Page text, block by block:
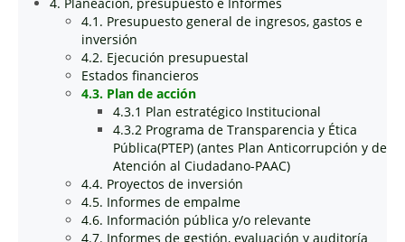
4.1. Presupuesto general de ingresos, gastos e
inversión
4.2. Ejecución presupuestal
Estados financieros
4.3. Plan de acción
4.3.1 Plan estratégico Institucional
4.3.2 Programa de Transparencia y Ética
Pública(PTEP) (antes Plan Anticorrupción y de
Atención al Ciudadano-PAAC)
4.4. Proyectos de inversión
4.5. Informes de empalme
4.6. Información pública y/o relevante
4.7. Informes de gestión, evaluación y auditoría